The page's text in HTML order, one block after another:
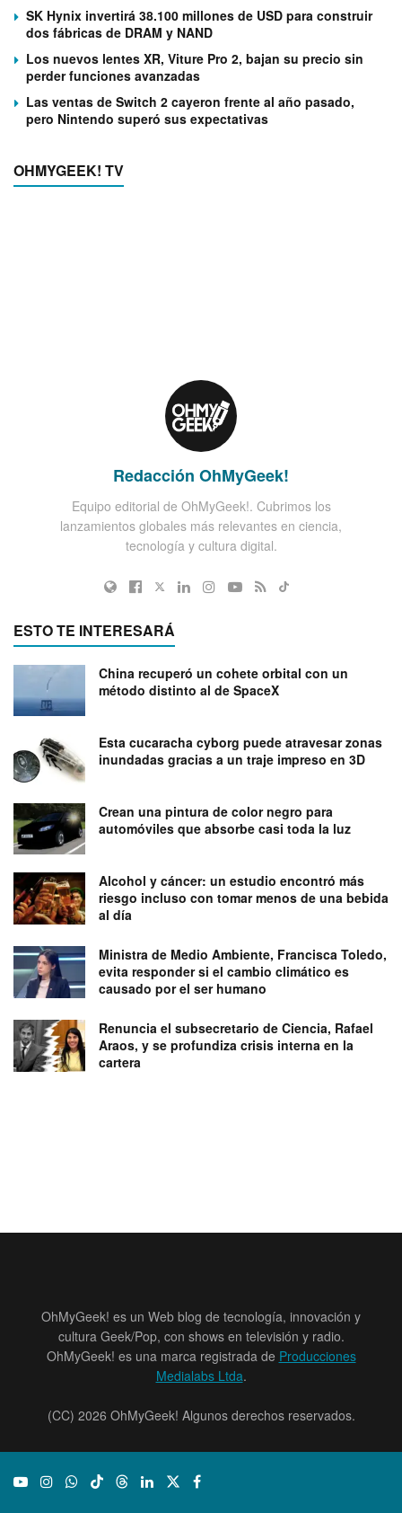
SK Hynix invertirá 38.100 millones de USD para construir
dos fábricas de DRAM y NAND
Los nuevos lentes XR, Viture Pro 2, bajan su precio sin
perder funciones avanzadas
Las ventas de Switch 2 cayeron frente al año pasado,
pero Nintendo superó sus expectativas
OHMYGEEK! TV
Redacción OhMyGeek!
Equipo editorial de OhMyGeek!. Cubrimos los
lanzamientos globales más relevantes en ciencia,
tecnología y cultura digital.
ESTO TE INTERESARÁ
China recuperó un cohete orbital con un
método distinto al de SpaceX
Esta cucaracha cyborg puede atravesar zonas
inundadas gracias a un traje impreso en 3D
Crean una pintura de color negro para
automóviles que absorbe casi toda la luz
Alcohol y cáncer: un estudio encontró más
riesgo incluso con tomar menos de una bebida
al día
Ministra de Medio Ambiente, Francisca Toledo,
evita responder si el cambio climático es
causado por el ser humano
Renuncia el subsecretario de Ciencia, Rafael
Araos, y se profundiza crisis interna en la
cartera
OhMyGeek! es un Web blog de tecnología, innovación y
cultura Geek/Pop, con shows en televisión y radio.
OhMyGeek! es una marca registrada de Producciones
Medialabs Ltda.
(CC) 2026 OhMyGeek! Algunos derechos reservados.